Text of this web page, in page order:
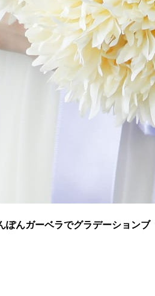
ぽんガーベラでグラデーションブ